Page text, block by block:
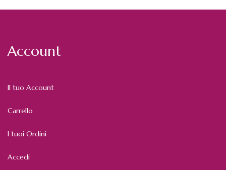
Account
Il tuo Account
Carrello
I tuoi Ordini
Accedi